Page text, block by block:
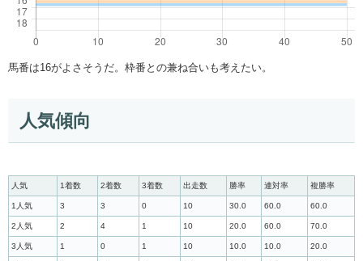
馬番は16がよさそうだ。枠番との兼ね合いも考えたい。
人気傾向
人気 1着数 2着数 3着数 出走数 勝率 連対率 複勝率
1人気 3 3 0 10 30.0 60.0 60.0
2人気 2 4 1 10 20.0 60.0 70.0
3人気 1 0 1 10 10.0 10.0 20.0